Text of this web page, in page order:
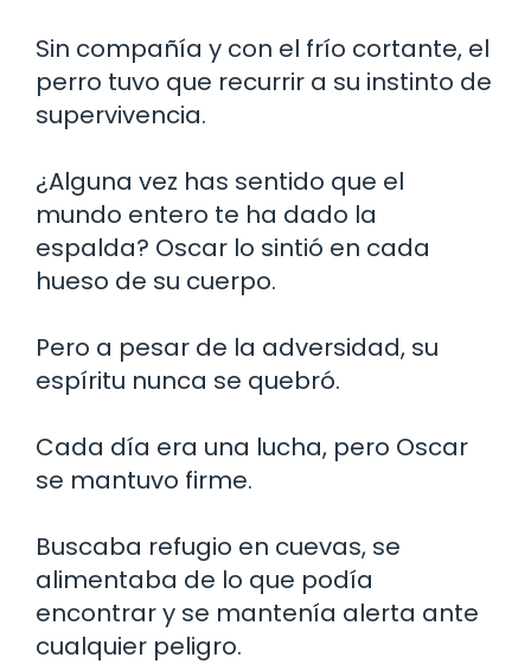
Sin compañía y con el frío cortante, el
perro tuvo que recurrir a su instinto de
supervivencia.
¿Alguna vez has sentido que el
mundo entero te ha dado la
espalda? Oscar lo sintió en cada
hueso de su cuerpo.
Pero a pesar de la adversidad, su
espíritu nunca se quebró.
Cada día era una lucha, pero Oscar
se mantuvo firme.
Buscaba refugio en cuevas, se
alimentaba de lo que podía
encontrar y se mantenía alerta ante
cualquier peligro.